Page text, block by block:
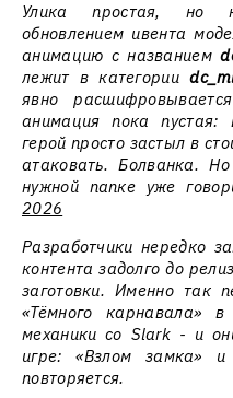
Улика простая, но
обновлением ивента
анимацию с названием
лежит в категории
явно
анимация пока пустая:
герой просто застыл в
атаковать. Болванка.
нужной папке уже
2026
Разработчики нередко
контента задолго до
заготовки. Именно так
«Тёмного карнавала»
механики со Slark - и
игре: «Взлом замка» и
повторяется.